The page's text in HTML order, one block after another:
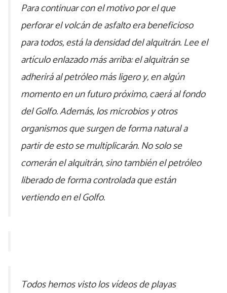
Para continuar con el motivo por el que
perforar el volcán de asfalto era beneficioso
para todos, está la densidad del alquitrán. Lee el
artículo enlazado más arriba: el alquitrán se
adherirá al petróleo más ligero y, en algún
momento en un futuro próximo, caerá al fondo
del Golfo. Además, los microbios y otros
organismos que surgen de forma natural a
partir de esto se multiplicarán. No solo se
comerán el alquitrán, sino también el petróleo
liberado de forma controlada que están
vertiendo en el Golfo.
Todos hemos visto los vídeos de playas